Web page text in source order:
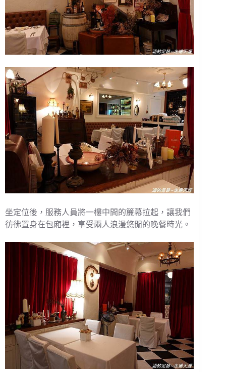
坐定位後，服務人員將一樓中間的簾幕拉起，讓我們
彷彿置身在包廂裡，享受兩人浪漫悠閒的晚餐時光。